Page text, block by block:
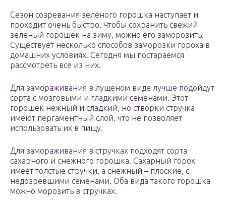
Сезон созревания зеленого горошка наступает и
проходит очень быстро. Чтобы сохранить свежий
зеленый горошек на зиму, можно его заморозить.
Существует несколько способов заморозки гороха в
домашних условиях. Сегодня мы постараемся
рассмотреть все из них.
Для замораживания в лущеном виде лучше подойдут
сорта с мозговыми и гладкими семенами. Этот
горошек нежный и сладкий, но створки стручка
имеют пергаментный слой, что не позволяет
использовать их в пищу.
Для замораживания в стручках подходят сорта
сахарного и снежного горошка. Сахарный горох
имеет толстые стручки, а снежный – плоские, с
недозревшими семенами. Оба вида такого горошка
можно морозить в стручках.